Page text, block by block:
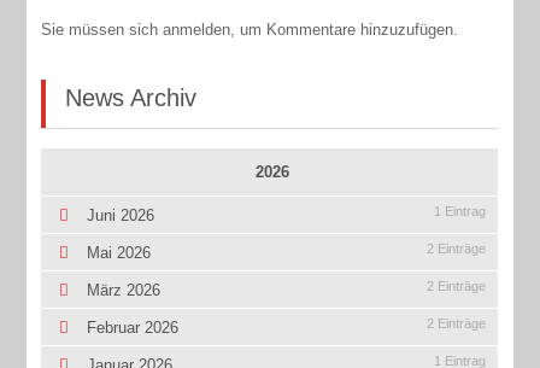
Sie müssen sich anmelden, um Kommentare hinzuzufügen.
News Archiv
2026
Juni 2026 1 Eintrag
Mai 2026 2 Einträge
März 2026 2 Einträge
Februar 2026 2 Einträge
1 Eintrag